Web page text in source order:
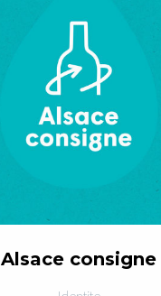
Alsace consigne